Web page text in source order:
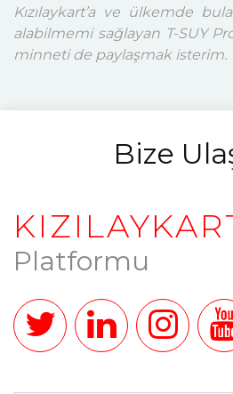
Kızılaykart’a ve ülkemde
alabilmemi sağlayan T-SUY
minneti de paylaşmak isterim.
Bize
Platformu